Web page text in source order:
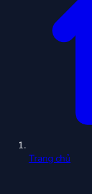
Trang chủ